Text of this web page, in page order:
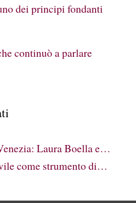
dei principi fondanti
continuò a parlare
Laura Boella e…
come strumento di…